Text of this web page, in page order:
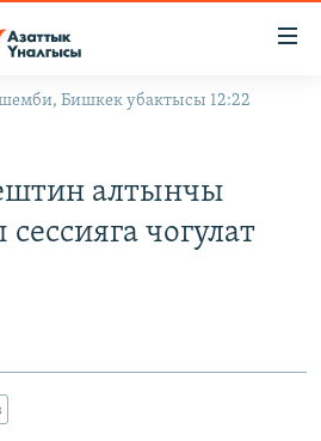
Бишкек убактысы 12:22
алтынчы
чогулат